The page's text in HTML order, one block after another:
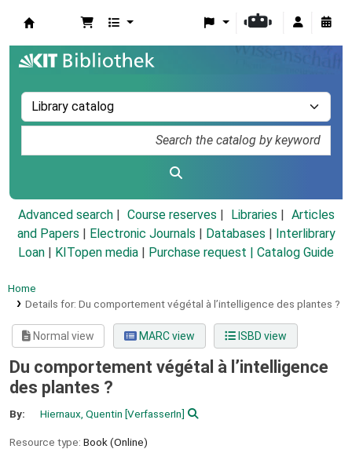
Advanced search Course reserves Libraries
Articles
and Papers
Electronic Journals Databases
Interlibrary
Loan
KITopen media Purchase request | Catalog Guide
Home
Details for: Du comportement végétal à l’intelligence des plantes ?
Normal view MARC view ISBD view
Du comportement végétal à l’intelligence
des plantes ?
By: Hiernaux, Quentin [VerfasserIn]
Resource type: Book (Online)